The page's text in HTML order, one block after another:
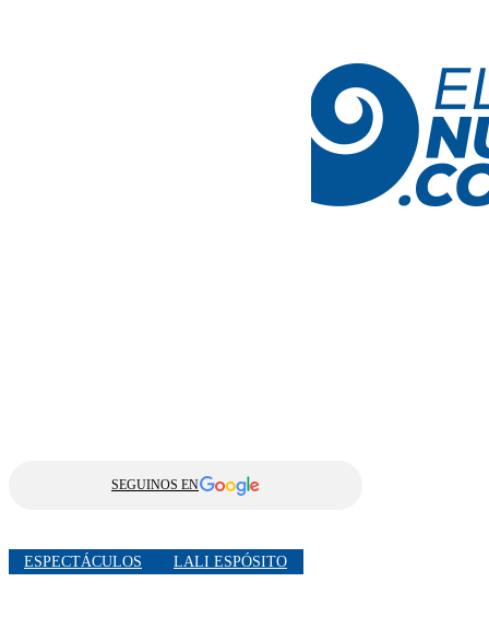
SEGUINOS EN
ESPECTÁCULOS LALI ESPÓSITO